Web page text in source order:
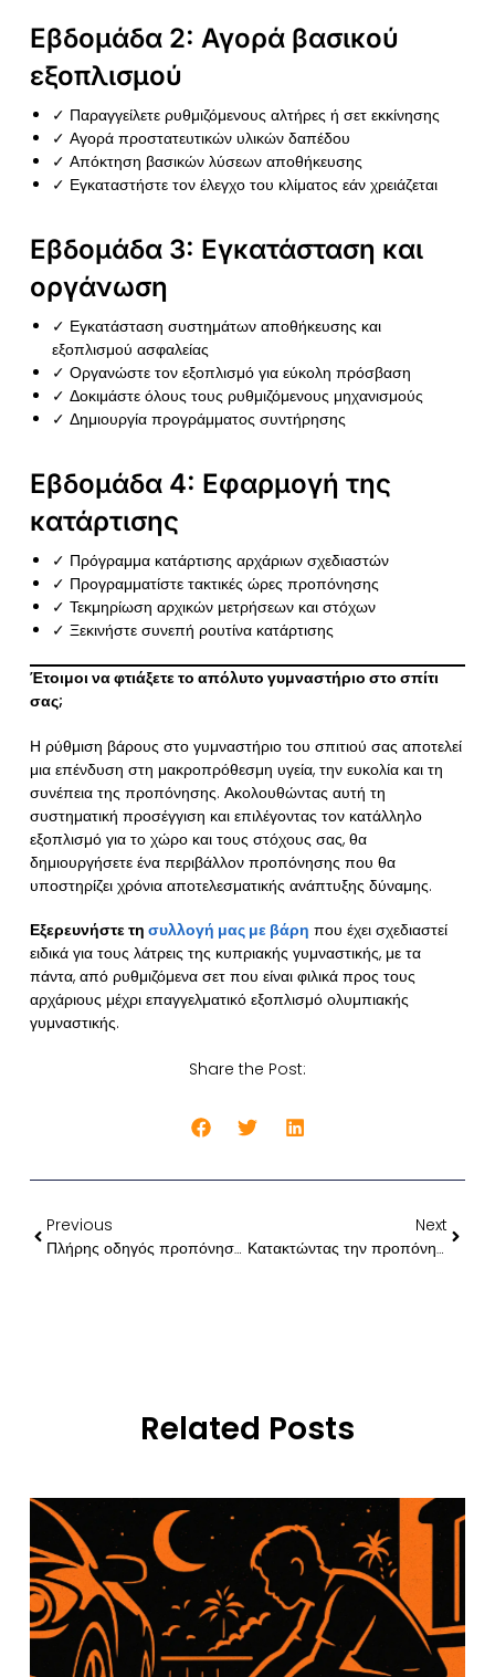
Εβδομάδα 2: Αγορά βασικού
εξοπλισμού
✓ Παραγγείλετε ρυθμιζόμενους αλτήρες ή σετ εκκίνησης
✓ Αγορά προστατευτικών υλικών δαπέδου
✓ Απόκτηση βασικών λύσεων αποθήκευσης
✓ Εγκαταστήστε τον έλεγχο του κλίματος εάν χρειάζεται
Εβδομάδα 3: Εγκατάσταση και
οργάνωση
✓ Εγκατάσταση συστημάτων αποθήκευσης και
εξοπλισμού ασφαλείας
✓ Οργανώστε τον εξοπλισμό για εύκολη πρόσβαση
✓ Δοκιμάστε όλους τους ρυθμιζόμενους μηχανισμούς
✓ Δημιουργία προγράμματος συντήρησης
Εβδομάδα 4: Εφαρμογή της
κατάρτισης
✓ Πρόγραμμα κατάρτισης αρχάριων σχεδιαστών
✓ Προγραμματίστε τακτικές ώρες προπόνησης
✓ Τεκμηρίωση αρχικών μετρήσεων και στόχων
✓ Ξεκινήστε συνεπή ρουτίνα κατάρτισης
Έτοιμοι να φτιάξετε το απόλυτο γυμναστήριο στο σπίτι
σας;
Η ρύθμιση βάρους στο γυμναστήριο του σπιτιού σας αποτελεί
μια επένδυση στη μακροπρόθεσμη υγεία, την ευκολία και τη
συνέπεια της προπόνησης. Ακολουθώντας αυτή τη
συστηματική προσέγγιση και επιλέγοντας τον κατάλληλο
εξοπλισμό για το χώρο και τους στόχους σας, θα
δημιουργήσετε ένα περιβάλλον προπόνησης που θα
υποστηρίζει χρόνια αποτελεσματικής ανάπτυξης δύναμης.
Εξερευνήστε τη συλλογή μας με βάρη που έχει σχεδιαστεί
ειδικά για τους λάτρεις της κυπριακής γυμναστικής, με τα
πάντα, από ρυθμιζόμενα σετ που είναι φιλικά προς τους
αρχάριους μέχρι επαγγελματικό εξοπλισμό ολυμπιακής
γυμναστικής.
Share the Post:
Previous
Πλήρης οδηγός προπόνησης με βαράκια: 25 βασικές ασκήσεις για την ολική μεταμόρφωση του σώματος
Next
Κατακτώντας την προπόνηση με βάρη: Προγράμματα και Αποτελέσματα
Related Posts